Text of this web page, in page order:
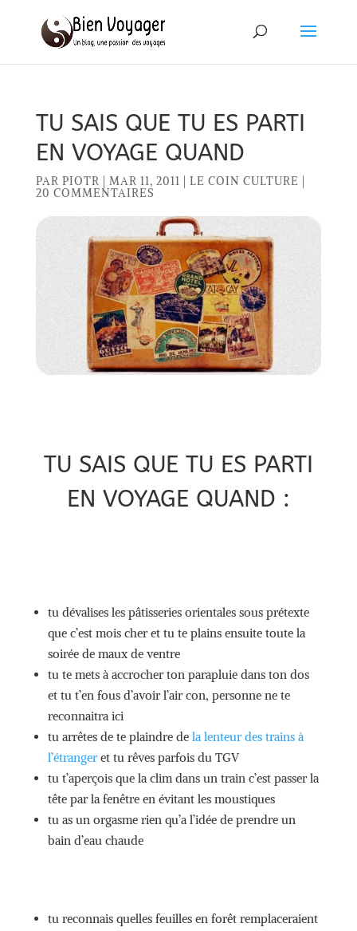
TU SAIS QUE TU ES PARTI
EN VOYAGE QUAND
PAR PIOTR MAR 11, 2011 LE COIN CULTURE
20 COMMENTAIRES
TU SAIS QUE TU ES PARTI
EN VOYAGE QUAND :
tu dévalises les pâtisseries orientales sous prétexte
que c’est mois cher et tu te plains ensuite toute la
soirée de maux de ventre
tu te mets à accrocher ton parapluie dans ton dos
et tu t’en fous d’avoir l’air con, personne ne te
reconnaitra ici
tu arrêtes de te plaindre de la lenteur des trains à
l’étrangeret tu rêves parfois du TGV
tu t’aperçois que la clim dans un train c’est passer la
tête par la fenêtre en évitant les moustiques
tu as un orgasme rien qu’a l’idée de prendre un
bain d’eau chaude
tu reconnais quelles feuilles en forêt remplaceraient